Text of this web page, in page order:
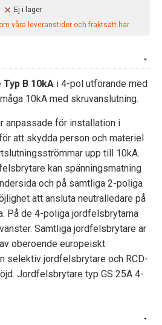
Ej i lager
våra leveranstider och fraktsätt här.
B 10kA i 4-pol utförande med
10kA med skruvanslutning.
anpassade för installation i
att skydda person och materiel
upp till 10kA.
kan spänningsmatning
och på samtliga 2-poliga
att ansluta neutralledare på
På de 4-poliga jordfelsbrytarna
Samtliga jordfelsbrytare är
oberoende europeiskt
selektiv jordfelsbrytare och RCD-
Jordfelsbrytare typ GS 25A 4-